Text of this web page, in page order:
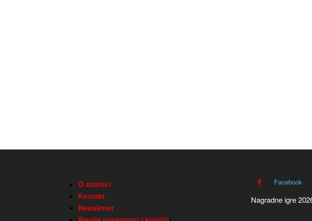
O stranici
Kontakt
Newsletter
Facebook
Nagradne igre